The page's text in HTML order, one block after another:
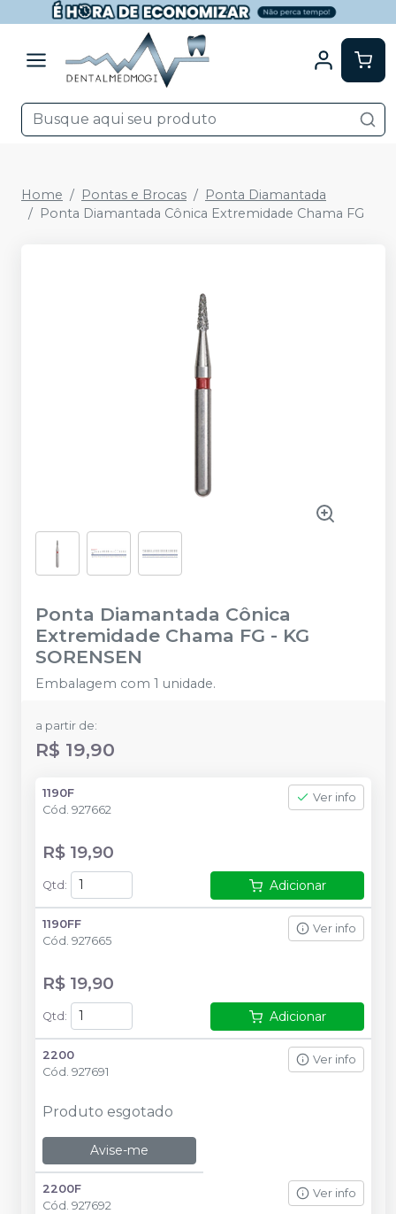
Home Pontas e Brocas
Ponta Diamantada
Ponta Diamantada Cônica Extremidade Chama FG
Ponta Diamantada Cônica
Extremidade Chama FG - KG
SORENSEN
Embalagem com 1 unidade.
a partir de:
R$ 19,90
1190F
Cód. 927662
Ver info
R$ 19,90
Qtd : Adicionar
1190FF
Cód. 927665
Ver info
R$ 19,90
Qtd : Adicionar
2200
Cód. 927691
Ver info
Produto esgotado
Avise-me
2200F
Cód. 927692
Ver info